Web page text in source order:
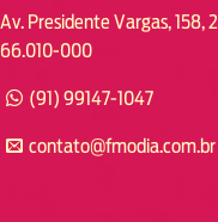
Av. Presidente Vargas, 158,
66.010-000
(91) 99147-1047
contato@fmodia.com.br